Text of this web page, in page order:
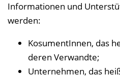
Informationen und
werden:
KosumentInnen, das
deren Verwandte;
Unternehmen, das